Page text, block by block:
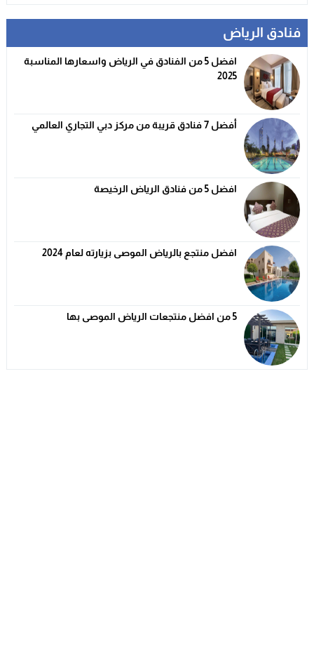
فنادق الرياض
افضل 5 من الفنادق في الرياض واسعارها المناسبة
2025
أفضل 7 فنادق قريبة من مركز دبي التجاري العالمي
افضل 5 من فنادق الرياض الرخيصة
افضل منتجع بالرياض الموصى بزيارته لعام 2024
5 من افضل منتجعات الرياض الموصى بها